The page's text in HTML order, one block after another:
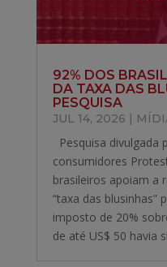
92% DOS
DA TAXA DAS
PESQUISA
JUL 14, 2026 |
Pesquisa divulgada
consumidores
brasileiros apoiam a
“taxa das blusinhas”
imposto de 20%
de até US$ 50 havia